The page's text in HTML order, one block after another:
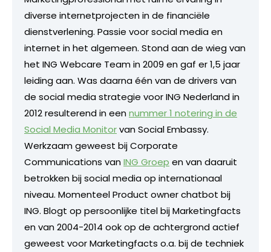
diverse internetprojecten in de financiële
dienstverlening. Passie voor social media en
internet in het algemeen. Stond aan de wieg van
het ING Webcare Team in 2009 en gaf er 1,5 jaar
leiding aan. Was daarna één van de drivers van
de social media strategie voor ING Nederland in
2012 resulterend in eennummer 1 notering in de
Social Media Monitorvan Social Embassy.
Werkzaam geweest bij Corporate
Communications vanING Groep en van daaruit
betrokken bij social media op internationaal
niveau. Momenteel Product owner chatbot bij
ING. Blogt op persoonlijke titel bij Marketingfacts
en van 2004-2014 ook op de achtergrond actief
geweest voor Marketingfacts o.a. bij de techniek